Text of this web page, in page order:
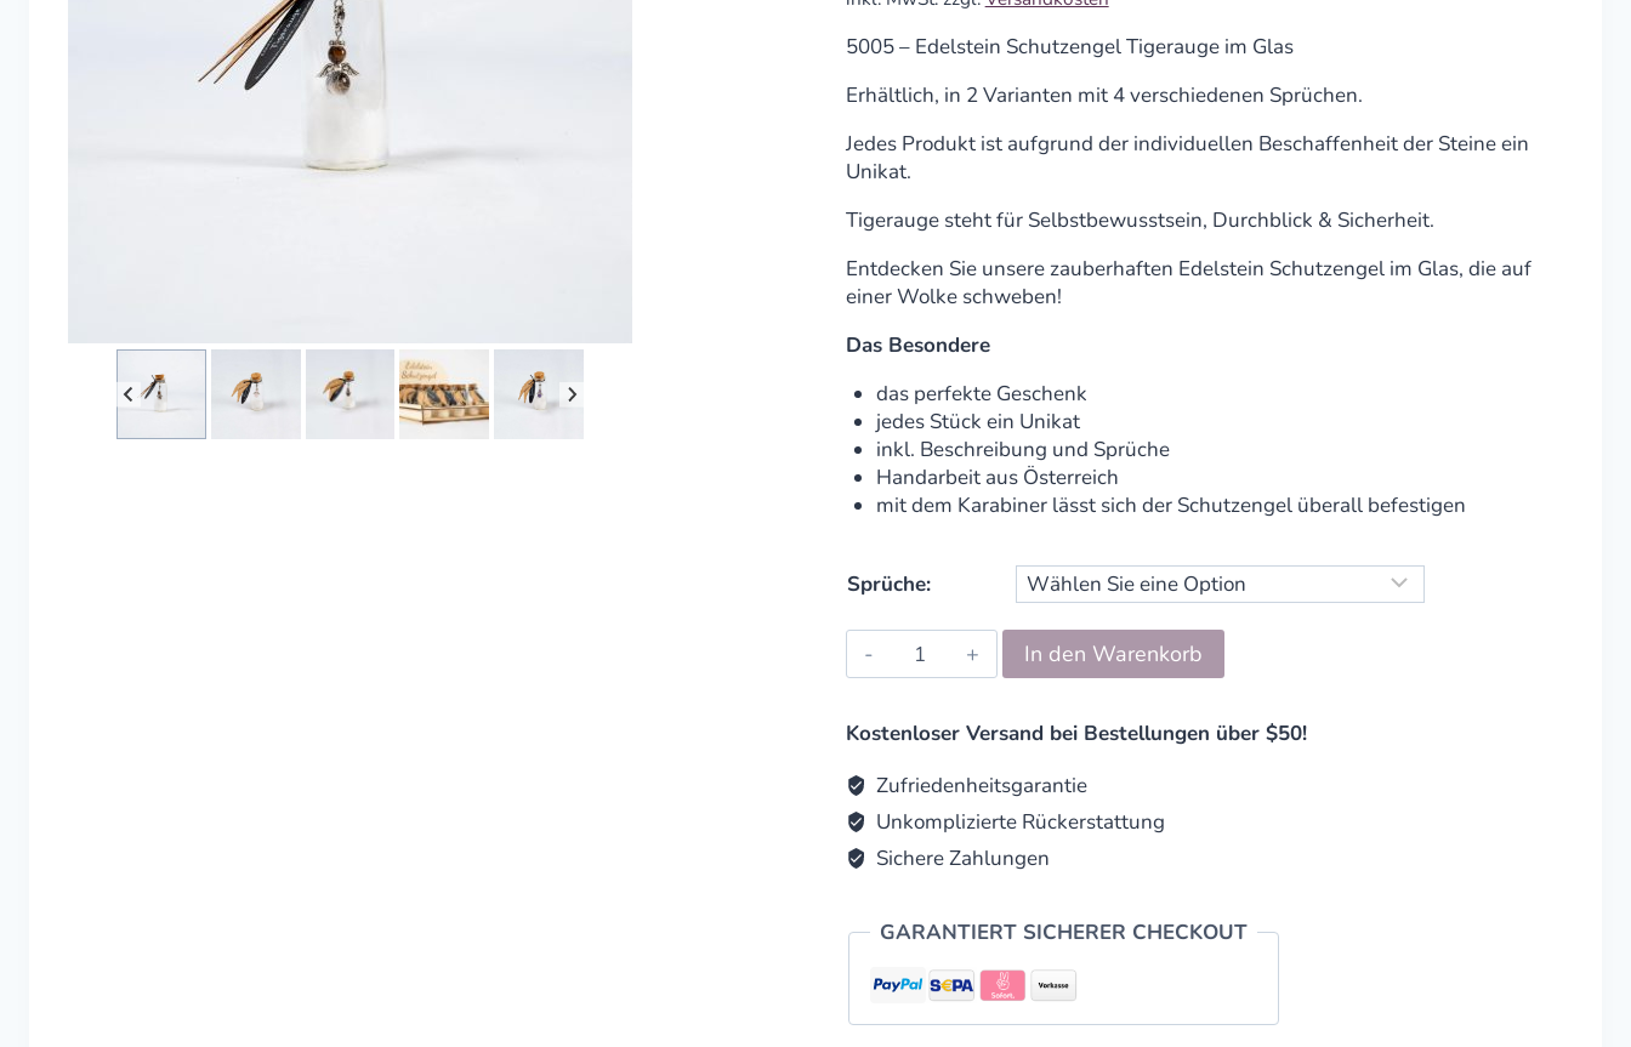
5005 – Edelstein Schutzengel Tigerauge im Glas
Erhältlich, in 2 Varianten mit 4 verschiedenen Sprüchen.
Jedes Produkt ist aufgrund der individuellen Beschaffenheit der Steine ein
Unikat.
Tigerauge steht für Selbstbewusstsein, Durchblick & Sicherheit.
Entdecken Sie unsere zauberhaften Edelstein Schutzengel im Glas, die auf
einer Wolke schweben!
Das Besondere
das perfekte Geschenk
jedes Stück ein Unikat
inkl. Beschreibung und Sprüche
Handarbeit aus Österreich
mit dem Karabiner lässt sich der Schutzengel überall befestigen
Sprüche:
Edelstein
Schutzengel
im
quantity
In den Warenkorb
Kostenloser Versand bei Bestellungen über $50!
Zufriedenheitsgarantie
Unkomplizierte Rückerstattung
Sichere Zahlungen
GARANTIERT SICHERER CHECKOUT